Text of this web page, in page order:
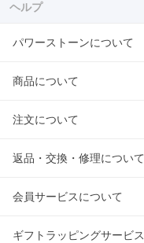
ヘルプ
パワーストーンについて
商品について
注文について
返品・交換・修理について
会員サービスについて
ギフトラッピングサービス